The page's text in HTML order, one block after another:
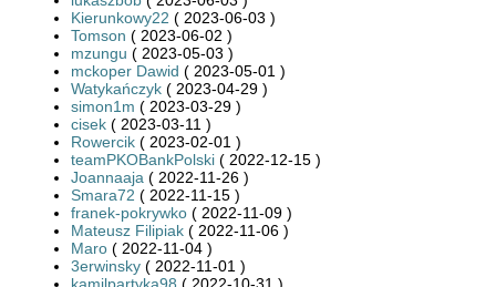
Kierunkowy22 ( 2023-06-03 )
Tomson ( 2023-06-02 )
mzungu ( 2023-05-03 )
mckoper Dawid ( 2023-05-01 )
Watykańczyk ( 2023-04-29 )
simon1m ( 2023-03-29 )
cisek ( 2023-03-11 )
Rowercik ( 2023-02-01 )
teamPKOBankPolski ( 2022-12-15 )
Joannaaja ( 2022-11-26 )
Smara72 ( 2022-11-15 )
franek-pokrywko ( 2022-11-09 )
Mateusz Filipiak ( 2022-11-06 )
Maro ( 2022-11-04 )
3erwinsky ( 2022-11-01 )
kamilpartyka98 ( 2022-10-31 )